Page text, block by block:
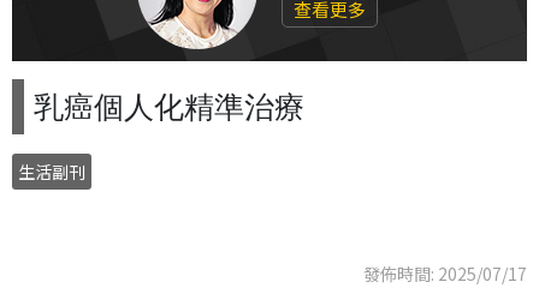
查看更多
乳癌個人化精準治療
生活副刊
發佈時間: 2025/07/17